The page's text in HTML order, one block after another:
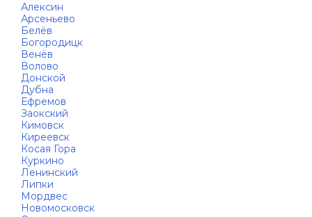
Алексин
Арсеньево
Белёв
Богородицк
Венёв
Волово
Донской
Дубна
Ефремов
Заокский
Кимовск
Киреевск
Косая Гора
Куркино
Ленинский
Липки
Мордвес
Новомосковск